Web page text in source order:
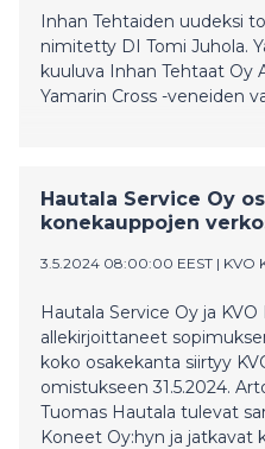
Inhan Tehtaiden uudeksi
nimitetty DI Tomi Juhola.
kuuluva Inhan Tehtaat Oy
Yamarin Cross -veneiden
Hautala Service Oy
konekauppojen
3.5.2024 08:00:00 EEST | KVO
Hautala Service Oy ja
allekirjoittaneet
koko osakekanta siirtyy
omistukseen 31.5.2024.
Tuomas Hautala tulevat
Koneet Oy:hyn ja jatkavat